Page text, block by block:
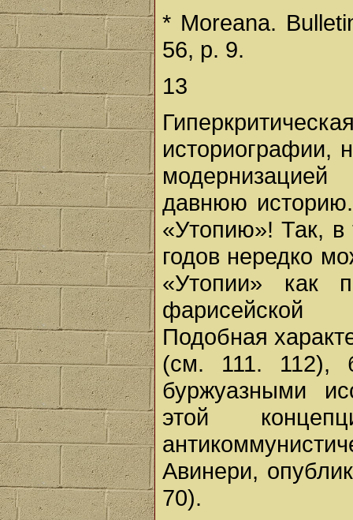
* Moreana.
56, p. 9.
13
историографии,
давнюю
«Утопию»! Так, в
годов нередко
«Утопии» как
фарисейской
Подобная
(см. 111. 112),
буржуазными
этой
Авинери,
70).